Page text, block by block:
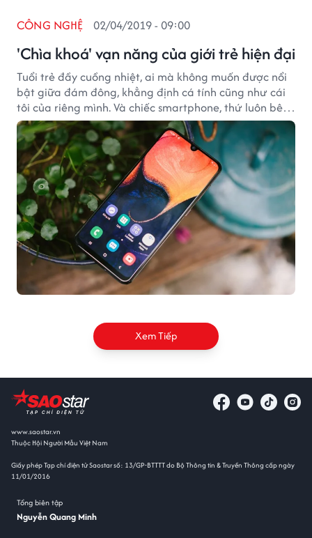
'Chìa khoá' vạn năng của giới trẻ hiện đại
CÔNG NGHỆ 02/04/2019 - 09:00
Tuổi trẻ đầy cuồng nhiệt, ai mà không muốn được nổi
bật giữa đám đông, khẳng định cá tính cũng như cái
tôi của riêng mình. Và chiếc smartphone, thứ luôn bên
cạnh, trên tay người trẻ gần như cả ngày dài cũng
không nằm ngoài quy luật đó.
Xem Tiếp
www.saostar.vn
Thuộc Hội Người Mẫu Việt Nam
Giấy phép Tạp chí điện tử Saostar số: 13/GP-BTTTT do Bộ Thông tin & Truyền Thông cấp ngày
11/01/2016
Tổng biên tập
Nguyễn Quang Minh